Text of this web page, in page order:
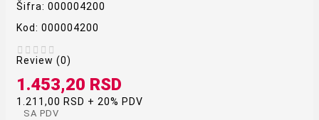
Šifra: 000004200
Kod: 000004200
    
Review (0)
1.453,20 RSD
1.211,00 RSD + 20% PDV
SA PDV